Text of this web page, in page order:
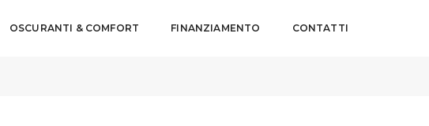
OSCURANTI & COMFORT FINANZIAMENTO CONTATTI